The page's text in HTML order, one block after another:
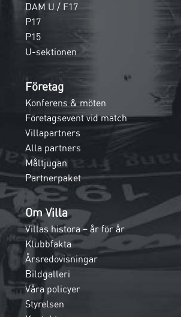
DAM U / F17
P17
P15
U-sektionen
Företag
Konferens & möten
Företagsevent vid match
Villapartners
Alla partners
Måltjugan
Partnerpaket
Om Villa
Villas histora – år för år
Klubbfakta
Årsredovisningar
Bildgalleri
Våra policyer
Styrelsen